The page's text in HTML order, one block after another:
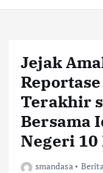
Jejak
Terakhir
Bersama
Negeri
smandasa